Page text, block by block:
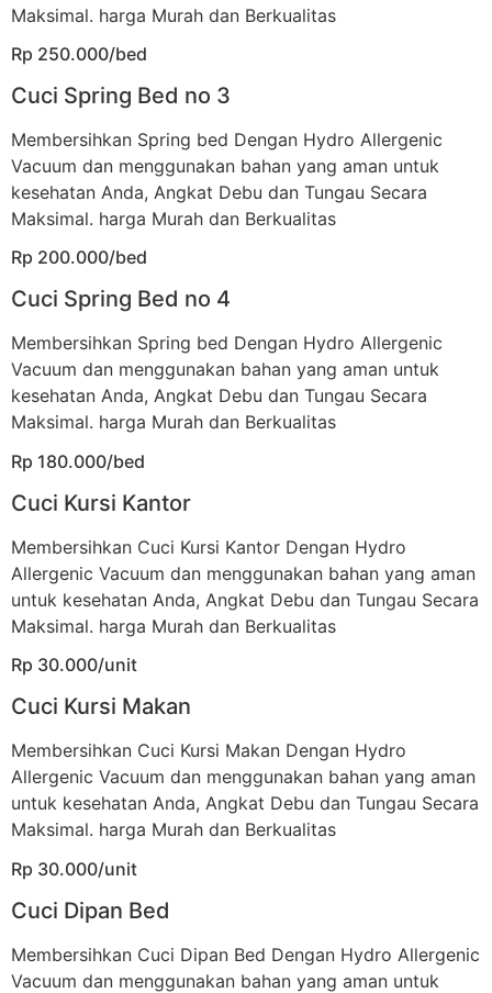
Maksimal. harga Murah dan Berkualitas
Rp 250.000/bed
Cuci Spring Bed no 3
Membersihkan Spring bed Dengan Hydro Allergenic
Vacuum dan menggunakan bahan yang aman untuk
kesehatan Anda, Angkat Debu dan Tungau Secara
Maksimal. harga Murah dan Berkualitas
Rp 200.000/bed
Cuci Spring Bed no 4
Membersihkan Spring bed Dengan Hydro Allergenic
Vacuum dan menggunakan bahan yang aman untuk
kesehatan Anda, Angkat Debu dan Tungau Secara
Maksimal. harga Murah dan Berkualitas
Rp 180.000/bed
Cuci Kursi Kantor
Membersihkan Cuci Kursi Kantor Dengan Hydro
Allergenic Vacuum dan menggunakan bahan yang aman
untuk kesehatan Anda, Angkat Debu dan Tungau Secara
Maksimal. harga Murah dan Berkualitas
Rp 30.000/unit
Cuci Kursi Makan
Membersihkan Cuci Kursi Makan Dengan Hydro
Allergenic Vacuum dan menggunakan bahan yang aman
untuk kesehatan Anda, Angkat Debu dan Tungau Secara
Maksimal. harga Murah dan Berkualitas
Rp 30.000/unit
Cuci Dipan Bed
Membersihkan Cuci Dipan Bed Dengan Hydro Allergenic
Vacuum dan menggunakan bahan yang aman untuk